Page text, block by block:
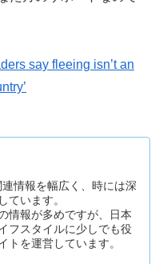
say fleeing isn’t an
情報を幅広く、時には深
ています。
情報が多めですが、日本
フスタイルに少しでも役
トを運営しています。